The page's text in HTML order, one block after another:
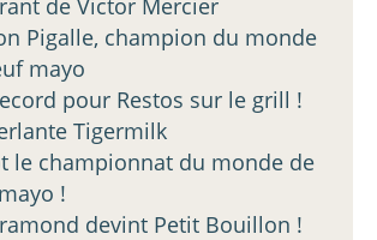
de Victor Mercier
Pigalle, champion du monde
mayo
pour Restos sur le grill !
Tigermilk
le championnat du monde de
!
devint Petit Bouillon !